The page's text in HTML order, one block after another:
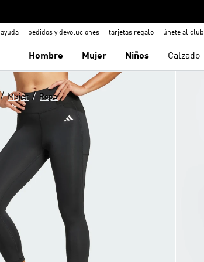
ayuda pedidos y devoluciones tarjetas regalo únete al club
Hombre Mujer Niños Calzado
/ Mujer / Ropa